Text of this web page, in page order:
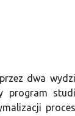
dwa
program